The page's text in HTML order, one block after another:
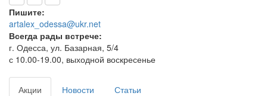
Пишите:
artalex_odessa@ukr.net
Всегда рады встрече:
г. Одесса, ул. Базарная, 5/4
с 10.00-19.00, выходной воскресенье
Акции Новости
Статьи